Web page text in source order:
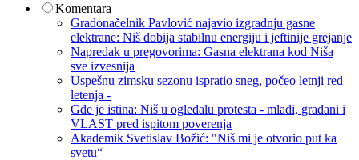
Komentara
Gradonačelnik Pavlović najavio izgradnju gasne
elektrane: Niš dobija stabilnu energiju i jeftinije grejanje
Napredak u pregovorima: Gasna elektrana kod Niša
sve izvesnija
Uspešnu zimsku sezonu ispratio sneg, počeo letnji red
letenja -
Gde je istina: Niš u ogledalu protesta - mladi, građani i
VLAST pred ispitom poverenja
Akademik Svetislav Božić: "Niš mi je otvorio put ka
svetu“